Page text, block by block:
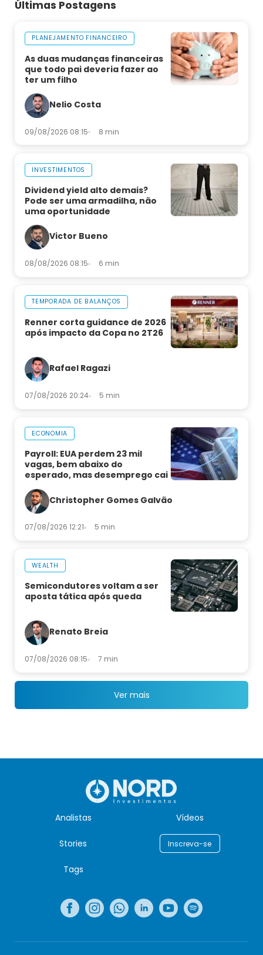
Últimas Postagens
PLANEJAMENTO FINANCEIRO
As duas mudanças financeiras
que todo pai deveria fazer ao
ter um filho
Nelio Costa
09/08/2026 08:15 8 min
INVESTIMENTOS
Dividend yield alto demais?
Pode ser uma armadilha, não
uma oportunidade
Victor Bueno
08/08/2026 08:15 6 min
TEMPORADA DE BALANÇOS
Renner corta guidance de 2026
após impacto da Copa no 2T26
Rafael Ragazi
07/08/2026 20:24 5 min
ECONOMIA
Payroll: EUA perdem 23 mil
vagas, bem abaixo do
esperado, mas desemprego cai
Christopher Gomes Galvão
07/08/2026 12:21 5 min
WEALTH
Semicondutores voltam a ser
aposta tática após queda
Renato Breia
07/08/2026 08:15 7 min
Ver mais
Analistas Vídeos
Stories Inscreva-se
Tags